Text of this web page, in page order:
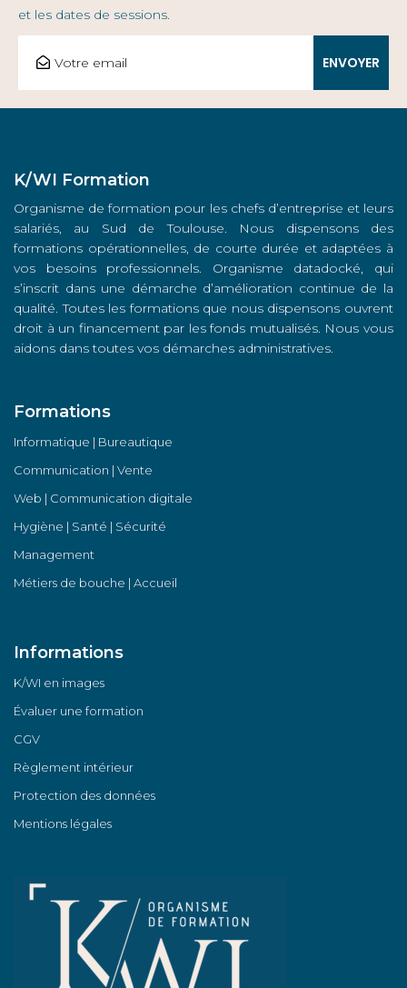
et les dates de sessions.
K/WI Formation
Organisme de formation pour les chefs d’entreprise et leurs
salariés, au Sud de Toulouse. Nous dispensons des
formations opérationnelles, de courte durée et adaptées à
vos besoins professionnels. Organisme datadocké, qui
s’inscrit dans une démarche d’amélioration continue de la
qualité. Toutes les formations que nous dispensons ouvrent
droit à un financement par les fonds mutualisés. Nous vous
aidons dans toutes vos démarches administratives.
Formations
Informatique | Bureautique
Communication | Vente
Web | Communication digitale
Hygiène | Santé | Sécurité
Management
Métiers de bouche | Accueil
Informations
K/WI en images
Évaluer une formation
CGV
Règlement intérieur
Protection des données
Mentions légales